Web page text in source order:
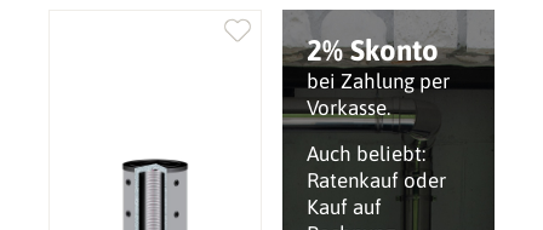
2% Skonto
bei Zahlung per
Vorkasse.
Auch beliebt:
Ratenkauf oder
Kauf auf